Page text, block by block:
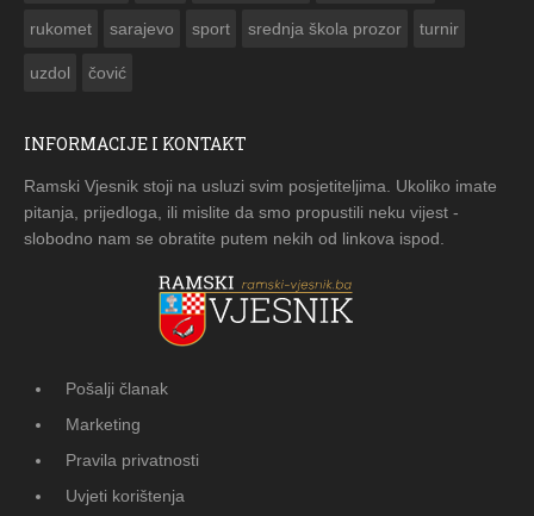
rukomet sarajevo sport srednja škola prozor turnir
uzdol čović
INFORMACIJE I KONTAKT
Ramski Vjesnik stoji na usluzi svim posjetiteljima. Ukoliko imate
pitanja, prijedloga, ili mislite da smo propustili neku vijest -
slobodno nam se obratite putem nekih od linkova ispod.
Pošalji članak
Marketing
Pravila privatnosti
Uvjeti korištenja